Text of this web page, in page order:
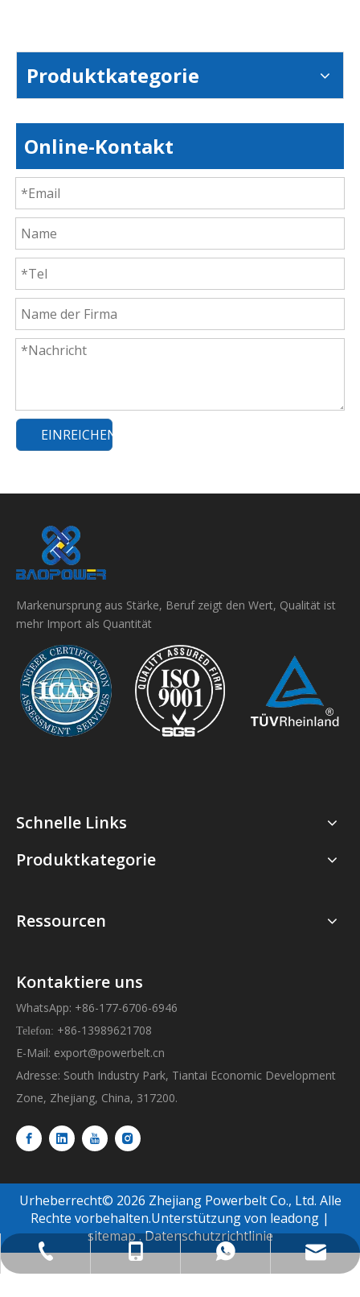
Produktkategorie
Online-Kontakt
EINREICHEN
Markenursprung aus Stärke, Beruf zeigt den Wert, Qualität ist
mehr Import als Quantität
Schnelle Links
Produktkategorie
Ressourcen
+86-8393-8618
+86-13989621708
+86-177-6706-6946
export@powerbelt.cn
Kontaktiere uns
WhatsApp: +86-177-6706-6946
Telefon: +86-13989621708
E-Mail: export@powerbelt.cn
Adresse: South Industry Park, Tiantai Economic Development
Zone, Zhejiang, China, 317200.
Urheberrecht© 2026 Zhejiang Powerbelt Co., Ltd. Alle
Rechte vorbehalten.Unterstützung von leadong |
sitemap.Datenschutzrichtlinie